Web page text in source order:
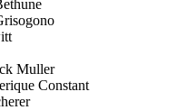
Muller
Constant